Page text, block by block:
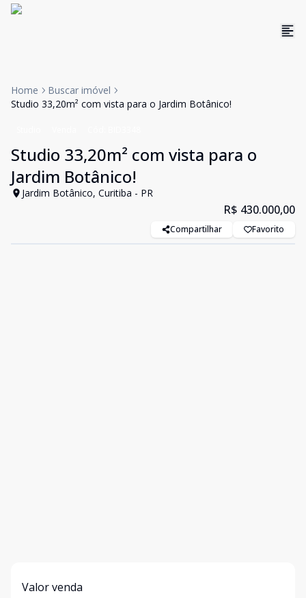
Home
Buscar imóvel
Studio 33,20m² com vista para o Jardim Botânico!
Studio 33,20m² com vista para o
Jardim Botânico!
Jardim Botânico, Curitiba - PR
R$ 430.000,00
Compartilhar Favorito
Valor venda